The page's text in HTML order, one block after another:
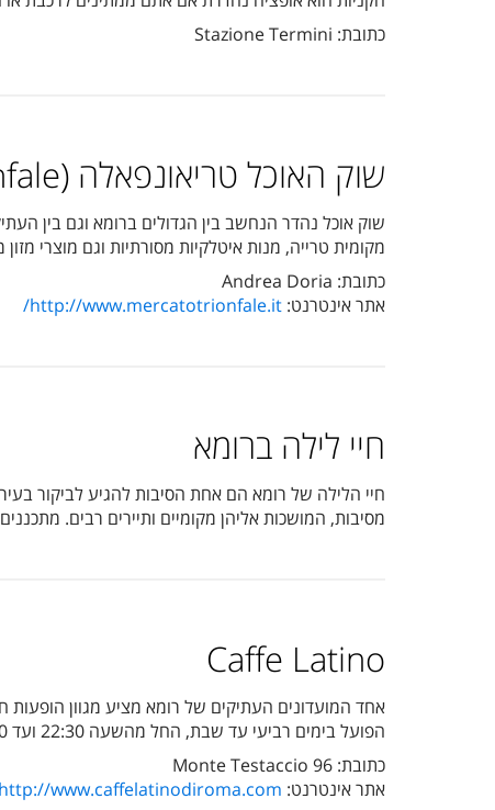
כתובת: Stazione Termini
שוק האוכל טריאונפאלה (Mercato Trionfale)
שוק אוכל נהדר הנחשב בין הגדולים ברומא וגם בין
מקומית טרייה, מנות איטלקיות מסורתיות וגם מוצרי
כתובת: Andrea Doria
אתר אינטרנט: http://www.mercatotrionfale.it/
חיי לילה ברומא
חיי הלילה של רומא הם אחת הסיבות להגיע לביקור
מסיבות, המושכות אליהן מקומיים ותיירים רבים.
Caffe Latino
אחד המועדונים העתיקים של רומא מציע מגוון הופעות
הפועל בימים רביעי עד שבת, החל מהשעה 22:30 ועד 03:00 לפנות בוקר.
כתובת: Monte Testaccio 96
אתר אינטרנט: http://www.caffelatinodiroma.com